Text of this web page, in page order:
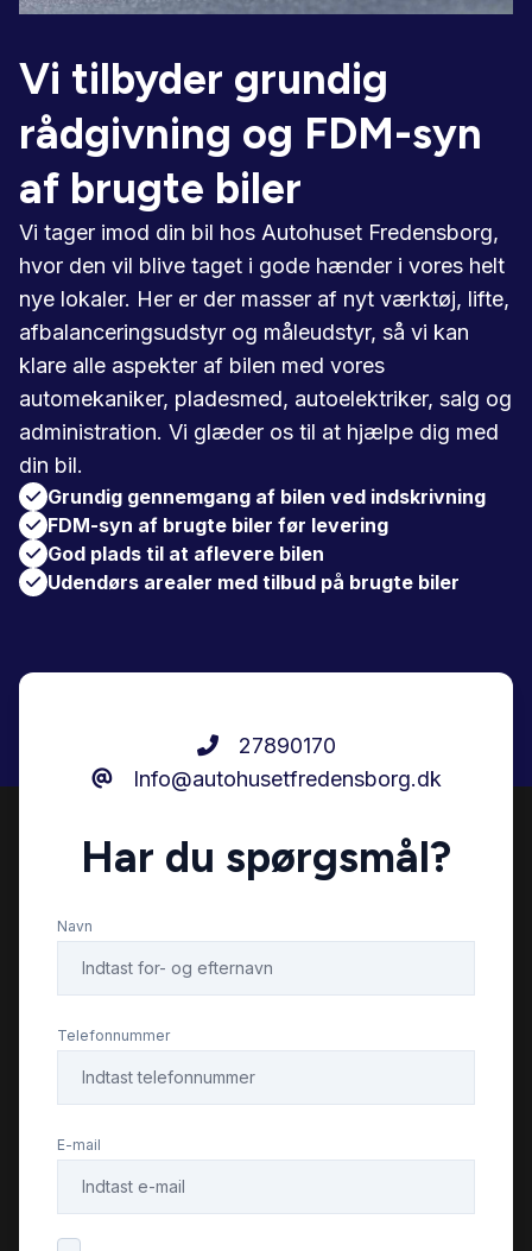
Vi tilbyder grundig
rådgivning og FDM-syn
af brugte biler
Vi tager imod din bil hos Autohuset Fredensborg,
hvor den vil blive taget i gode hænder i vores helt
nye lokaler. Her er der masser af nyt værktøj, lifte,
afbalanceringsudstyr og måleudstyr, så vi kan
klare alle aspekter af bilen med vores
automekaniker, pladesmed, autoelektriker, salg og
administration. Vi glæder os til at hjælpe dig med
din bil.
Grundig gennemgang af bilen ved indskrivning
FDM-syn af brugte biler før levering
God plads til at aflevere bilen
Udendørs arealer med tilbud på brugte biler
27890170
Info@autohusetfredensborg.dk
Har du spørgsmål?
Navn
Telefonnummer
E-mail